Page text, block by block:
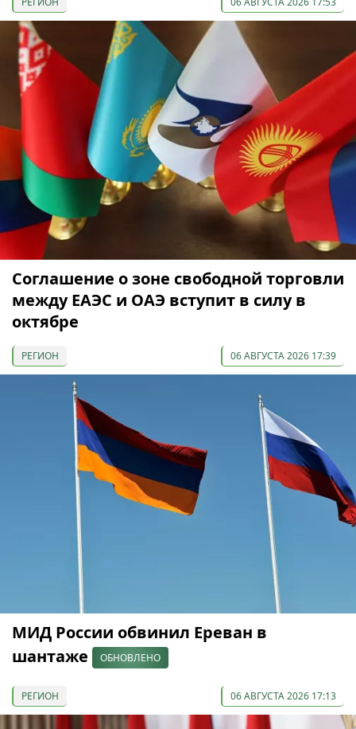
Соглашение о зоне свободной торговли
между ЕАЭС и ОАЭ вступит в силу в
октябре
РЕГИОН 06 АВГУСТА 2026 17:39
МИД России обвинил Ереван в
шантаже
ОБНОВЛЕНО
РЕГИОН 06 АВГУСТА 2026 17:13